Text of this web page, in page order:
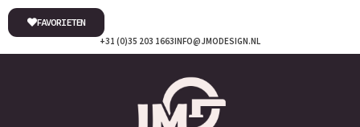
INFO@JMODESIGN.NL
+31 (0)35 203 1663
FAVORIETEN